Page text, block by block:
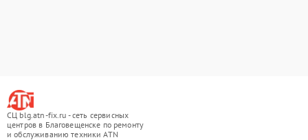
СЦ blg.atn-fix.ru - сеть сервисных
центров в Благовещенске по ремонту
и обслуживанию техники ATN